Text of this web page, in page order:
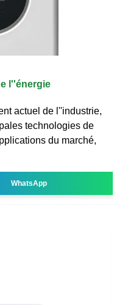
l''énergie
actuel de l''industrie,
technologies de
du marché,
WhatsApp